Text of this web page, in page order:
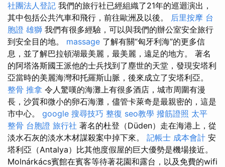
社團法人登記 我們的旅行社已經組織了21年的巡迴演出，
其中包括公共汽車和飛行，前往歐洲及以後。 后里按摩 台
胞證 雄獅 我們有很多經驗，可以與我們的辦公室安全旅行
到安全目的地。 massage 了解有關“匈牙利海”的更多信
息，並了解巴拉頓湖最美麗，最美麗，遠足的地方。 著名
的阿塔洛斯國王派他的士兵找到了塵世的天堂，發現安塔利
亞當時的美麗海灣和托羅斯山脈，後來成立了安塔利亞。
整骨 推拿 令人驚嘆的海灘上有很多酒店，城市周圍有漫
長，沙質和微小的卵石海灘，儘管卡萊奇是最親密的，這是
市中心。 google 搜尋技巧 整復 seo教學 撥筋證照 太平
整骨 台胞證 旅行社 著名的杜登（Düden）走在海港上，從
淡水石灰的淡水木材謀殺案中掉下來。 記帳士 成本會計 安
塔利亞（Antalya）比其他度假屋的巨大優勢是機場接近。
Molnárkács賓館在賓客等待著花園和露台，以及免費的wifi